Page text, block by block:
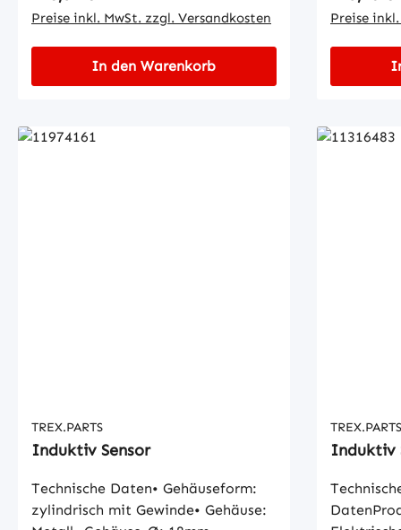
Preise inkl. MwSt. zzgl. Versandkosten
In den Warenkorb
67• 3-
Preise
TREX.PARTS
Induktiv Sensor
Technische Daten• Gehäuseform:
zylindrisch mit Gewinde• Gehäuse:
TREX.PARTS
Induktiv